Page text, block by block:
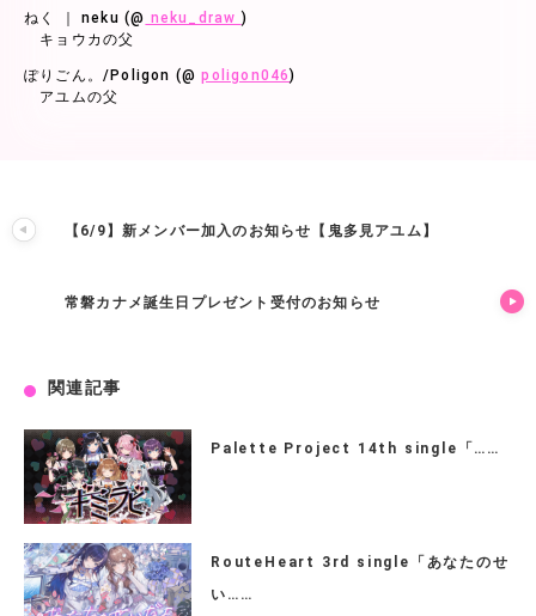
ねく ｜ neku (@ neku_draw )
キョウカの父
ぽりごん。/Poligon (@poligon046)
アユムの父
【6/9】新メンバー加入のお知らせ【鬼多見アユム】
常磐カナメ誕生日プレゼント受付のお知らせ
関連記事
Palette Project 14th single「……
RouteHeart 3rd single「あなたのせ
い……